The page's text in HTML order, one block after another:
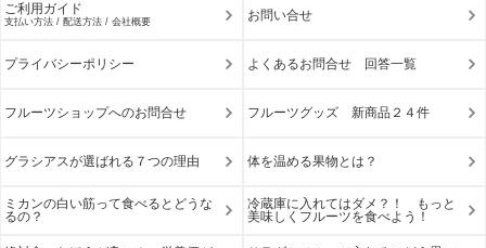
ご利用ガイド
支払い方法 / 配送方法 / 会社概要 お問い合せ
プライバシーポリシー よくあるお問合せ 回答一覧
フルーツショップへのお問合せ フルーツグッズ 新商品２４件
グラシアスが選ばれる７つの理由 体を温める果物とは？
ミカンの白い筋って食べるとどうな
るの？
冷蔵庫に入れてはダメ？！ もっと
美味しくフルーツを食べよう！